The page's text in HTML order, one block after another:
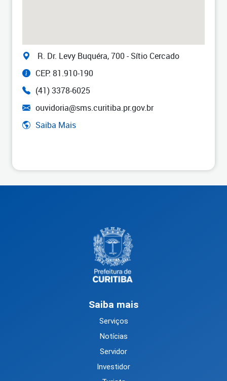
R. Dr. Levy Buquéra, 700 - Sítio Cercado
CEP: 81.910-190
(41) 3378-6025
ouvidoria@sms.curitiba.pr.gov.br
Saiba Mais
Saiba mais
Serviços
Notícias
Servidor
Investidor